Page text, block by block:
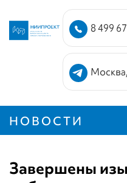
8 499
НОВОСТИ
Завершены